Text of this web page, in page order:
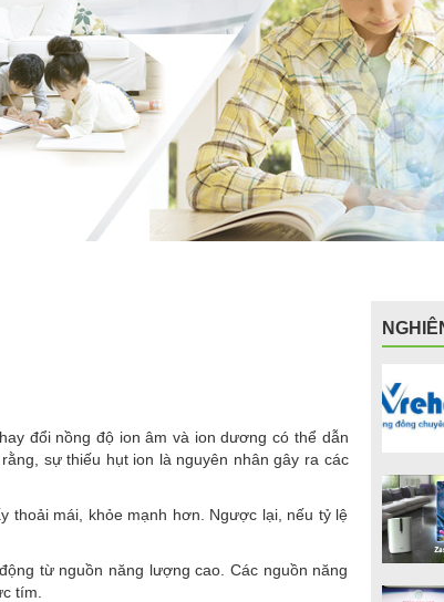
đổi nồng độ ion âm và ion dương có thể dẫn
sự thiếu hụt ion là nguyên nhân gây ra các
thoải mái, khỏe mạnh hơn. Ngược lại, nếu tỷ lệ
từ nguồn năng lượng cao. Các nguồn năng
tím.